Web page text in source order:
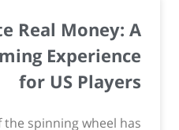
Real Money: A
Experience
for US Players
the spinning wheel has